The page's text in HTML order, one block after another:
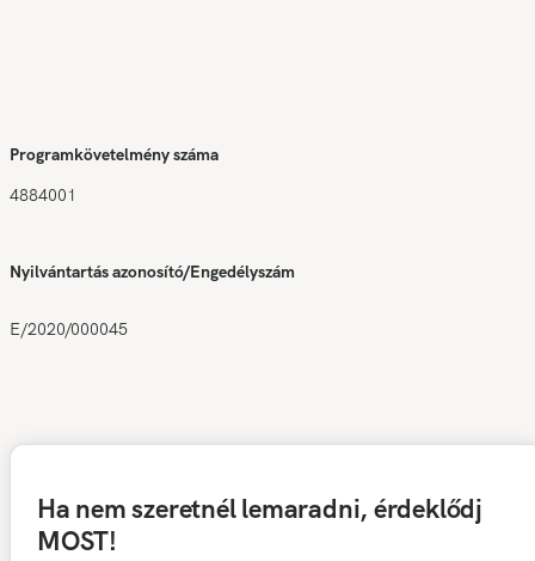
Programkövetelmény száma
4884001
Nyilvántartás azonosító/Engedélyszám
E/2020/000045
Ha nem szeretnél lemaradni, érdeklődj
MOST!